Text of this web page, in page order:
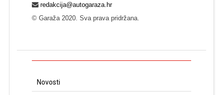
redakcija@autogaraza.hr
© Garaža 2020. Sva prava pridržana.
Novosti